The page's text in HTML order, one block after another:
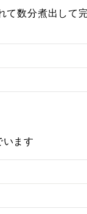
数分煮出して
います